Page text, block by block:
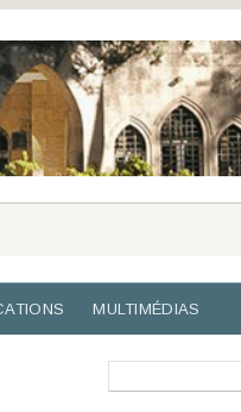
MULTIMÉDIAS